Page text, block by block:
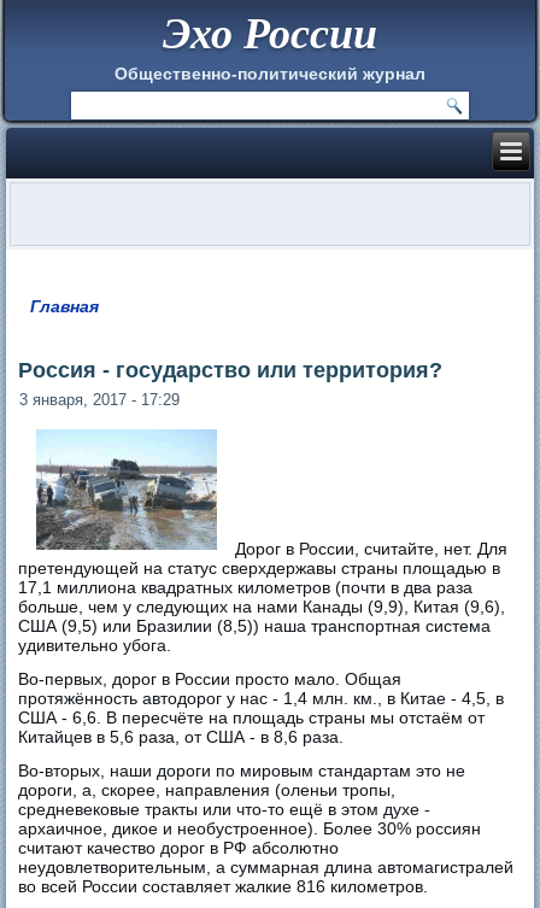
Эхо России
Общественно-политический журнал
Главная
Россия - государство или территория?
3 января, 2017 - 17:29
Дорог в России, считайте, нет. Для
претендующей на статус сверхдержавы страны площадью в
17,1 миллиона квадратных километров (почти в два раза
больше, чем у следующих на нами Канады (9,9), Китая (9,6),
США (9,5) или Бразилии (8,5)) наша транспортная система
удивительно убога.
Во-первых, дорог в России просто мало. Общая
протяжённость автодорог у нас - 1,4 млн. км., в Китае - 4,5, в
США - 6,6. В пересчёте на площадь страны мы отстаём от
Китайцев в 5,6 раза, от США - в 8,6 раза.
Во-вторых, наши дороги по мировым стандартам это не
дороги, а, скорее, направления (оленьи тропы,
средневековые тракты или что-то ещё в этом духе -
архаичное, дикое и необустроенное). Более 30% россиян
считают качество дорог в РФ абсолютно
неудовлетворительным, а суммарная длина автомагистралей
во всей России составляет жалкие 816 километров.